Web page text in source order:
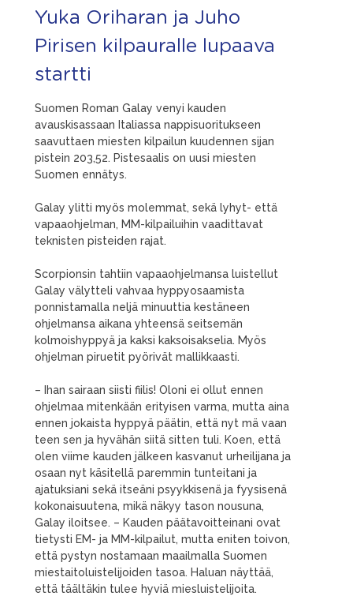
Yuka Oriharan ja Juho
Pirisen kilpauralle lupaava
startti
Suomen Roman Galay venyi kauden
avauskisassaan Italiassa nappisuoritukseen
saavuttaen miesten kilpailun kuudennen sijan
pistein 203,52. Pistesaalis on uusi miesten
Suomen ennätys.
Galay ylitti myös molemmat, sekä lyhyt- että
vapaaohjelman, MM-kilpailuihin vaadittavat
teknisten pisteiden rajat.
Scorpionsin tahtiin vapaaohjelmansa luistellut
Galay välytteli vahvaa hyppyosaamista
ponnistamalla neljä minuuttia kestäneen
ohjelmansa aikana yhteensä seitsemän
kolmoishyppyä ja kaksi kaksoisakselia. Myös
ohjelman piruetit pyörivät mallikkaasti.
– Ihan sairaan siisti fiilis! Oloni ei ollut ennen
ohjelmaa mitenkään erityisen varma, mutta aina
ennen jokaista hyppyä päätin, että nyt mä vaan
teen sen ja hyvähän siitä sitten tuli. Koen, että
olen viime kauden jälkeen kasvanut urheilijana ja
osaan nyt käsitellä paremmin tunteitani ja
ajatuksiani sekä itseäni psyykkisenä ja fyysisenä
kokonaisuutena, mikä näkyy tason nousuna,
Galay iloitsee. – Kauden päätavoitteinani ovat
tietysti EM- ja MM-kilpailut, mutta eniten toivon,
että pystyn nostamaan maailmalla Suomen
miestaitoluistelijoiden tasoa. Haluan näyttää,
että täältäkin tulee hyviä miesluistelijoita.